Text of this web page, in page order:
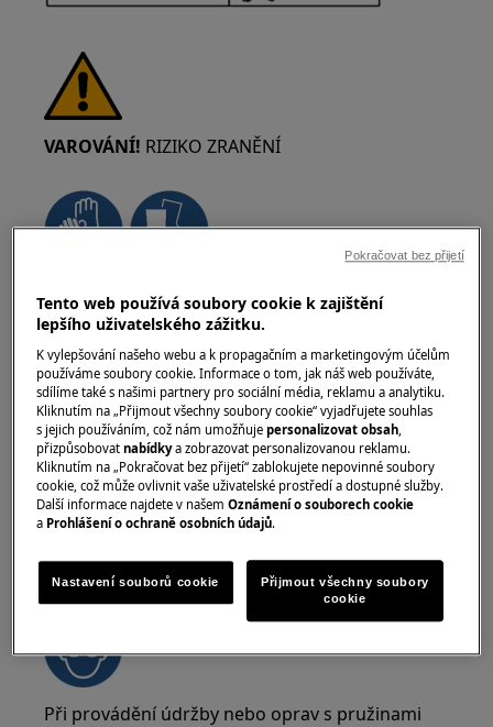
VAROVÁNÍ! RIZIKO ZRANĚNÍ
Vždy buďte opatrní při přemísťování spotřebičů.
U těžkých spotřebičů je nejbezpečnější, když je
přemísťují dvě osoby. Vždy používejte ochranné
rukavice a bezpečnostní obuv. Ochranné
rukavice noste stále, abyste se ochránili před
řeznými ranami od ostrých hran.
VAROVÁNÍ!RIZIKO PORANĚNÍ OČÍ
Při provádění údržby nebo oprav s pružinami
Tento web používá soubory cookie k zajištění
lepšího uživatelského zážitku.
K vylepšování našeho webu a k propagačním a marketingovým účelům
používáme soubory cookie. Informace o tom, jak náš web používáte,
sdílíme také s našimi partnery pro sociální média, reklamu a analytiku.
Kliknutím na „Přijmout všechny soubory cookie“ vyjadřujete souhlas
s jejich používáním, což nám umožňujepersonalizovat obsah
přizpůsobovatnabídkya zobrazovat personalizovanou reklamu.
Kliknutím na „Pokračovat bez přijetí“ zablokujete nepovinné soubory
cookie, což může ovlivnit vaše uživatelské prostředí a dostupné služby.
Další informace najdete v našemOznámení o souborech cookie
a Prohlášení o ochraně osobních údajů.
Nastavení souborů cookie
Přijmout všechny soubory
cookie
Pokračovat bez přijetí